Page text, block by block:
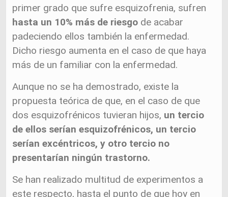
primer grado que sufre esquizofrenia, sufren
hasta un 10% más de riesgo de acabar
padeciendo ellos también la enfermedad.
Dicho riesgo aumenta en el caso de que haya
más de un familiar con la enfermedad.
Aunque no se ha demostrado, existe la
propuesta teórica de que, en el caso de que
dos esquizofrénicos tuvieran hijos, un tercio
de ellos serían esquizofrénicos, un tercio
serían excéntricos, y otro tercio no
presentarían ningún trastorno.
Se han realizado multitud de experimentos a
este respecto, hasta el punto de que hoy en